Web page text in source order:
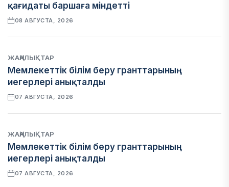
қағидаты баршаға міндетті
08 АВГУСТА, 2026
ЖАҢАЛЫҚТАР
Мемлекеттік білім беру гранттарының
иегерлері анықталды
07 АВГУСТА, 2026
ЖАҢАЛЫҚТАР
Мемлекеттік білім беру гранттарының
иегерлері анықталды
07 АВГУСТА, 2026